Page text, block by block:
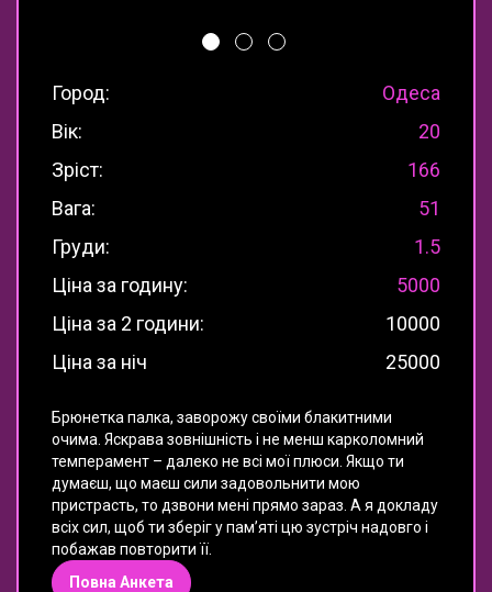
Город:
Одеса
Вік:
20
Зріст:
166
Вага:
51
Груди:
1.5
Ціна за годину:
5000
Ціна за 2 години:
10000
Ціна за ніч
25000
Брюнетка палка, заворожу своїми блакитними
очима. Яскрава зовнішність і не менш карколомний
темперамент – далеко не всі мої плюси. Якщо ти
думаєш, що маєш сили задовольнити мою
пристрасть, то дзвони мені прямо зараз. А я докладу
всіх сил, щоб ти зберіг у пам’яті цю зустріч надовго і
побажав повторити її.
Повна Анкета